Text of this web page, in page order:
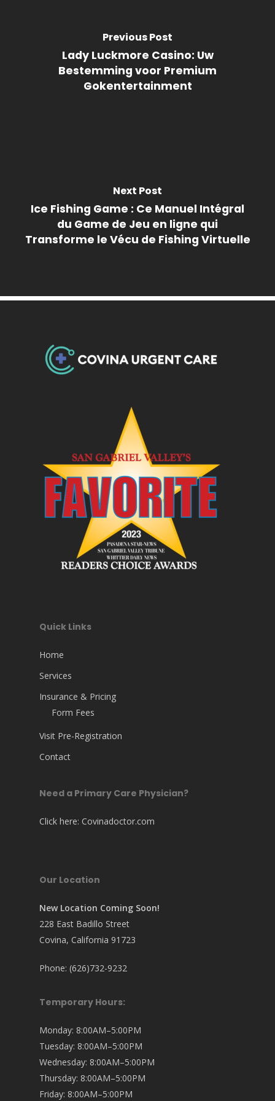
Previous Post
Lady Luckmore Casino: Uw
Bestemming voor Premium
Gokentertainment
Next Post
Ice Fishing Game : Ce Manuel Intégral
du Game de Jeu en ligne qui
Transforme le Vécu de Fishing Virtuelle
Quick Links
Home
Services
Insurance & Pricing
Form Fees
Visit Pre-Registration
Contact
Need a Primary Care Physician?
Click here: Covinadoctor.com
Our Location
New Location Coming Soon!
228 East Badillo Street
Covina, California 91723
Phone: (626)732-9232
Temporary Hours:
Monday: 8:00AM–5:00PM
Tuesday: 8:00AM–5:00PM
Wednesday: 8:00AM–5:00PM
Thursday: 8:00AM–5:00PM
Friday: 8:00AM–5:00PM